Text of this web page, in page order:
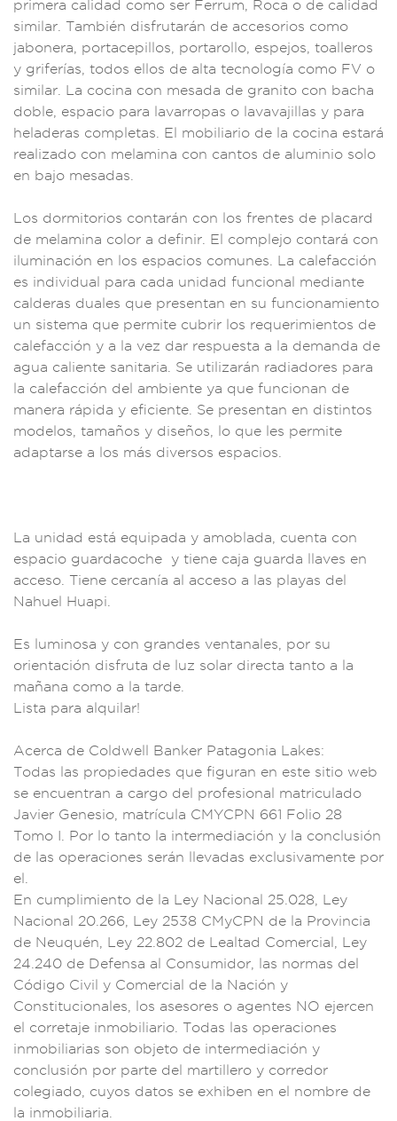
primera ca lidad como ser Ferrum, Roca o de calidad
similar. También disfrutarán de accesorios como
jabonera, portacepillos, portarollo, espejos, toalleros
y griferías, todos ellos de alta tecnología como FV o
similar. La cocina con mesada de granito con bacha
doble, espacio para lavarropas o lavavajillas y para
heladeras completas. El mobiliario de la cocina estará
realizado con mel amina con cantos de aluminio solo
en bajo mesadas.
Los dormitorios contarán con los frentes de placard
de melamina color a definir. E l complejo contará con
iluminación en los espacios comunes. La calefacción
es individual para cada unidad funcional mediante
calderas duales que presentan en su funcionamiento
un sistema que permite cubrir los requerimientos de
calefacción y a la vez dar respuesta a la demanda de
agua caliente sanitaria . Se utilizarán radiadores para
la calefacción del ambiente ya que funcionan de
manera rápida y eficiente. Se presentan en distintos
modelos, tamaños y diseños, lo que les permite
adaptarse a los más diversos espacios.
La unidad está equipada y amoblada, cuenta con
espacio guardacoche y tiene caja guarda llaves en
acceso. Tiene cercanía al acceso a las playas del
Nahuel Huapi.
Es luminosa y con grandes ventanales,
por su
orientación disfruta de luz solar directa tanto a la
mañana como a la tarde.
Lista para alquilar!
Acerca de Coldwell Banker Patagonia L akes:
Todas las propiedades que figuran en este sitio web
se encuentran a cargo de l profesional matriculado
Javier Genesio, matrícula CMYCPN 661 Folio 28
Tomo I. Por lo tanto la intermediación y la conclusión
de las operaciones serán llevadas exclusivamente por
el
En cump limiento de la Ley Naciona l 25.028, L ey
Naciona l 20.266, Ley 2538 CMyCPN de la Provincia
de Neuquén, Ley 22.802 de Lealtad Comercial, Ley
24.240 de Defensa al Consumidor, las normas del
Código Civil y Comercial de l a Nación y
Constitucionales, los asesores o agentes NO ejercen
el corretaje inmobiliario. Todas las operaciones
inmobiliarias son objeto de intermediación y
conclusión por parte del martillero y corredor
colegiado, cuyos datos se exhiben en el nombre de
la inmobiliaria.